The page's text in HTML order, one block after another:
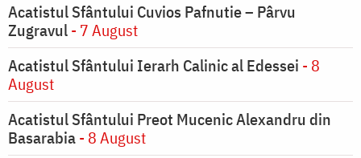
Acatistul Sfântului Cuvios Pafnutie – Pârvu
Zugravul- 7 August
Acatistul Sfântului Ierarh Calinic al Edessei - 8
August
Acatistul Sfântului Preot Mucenic Alexandru din
Basarabia- 8 August